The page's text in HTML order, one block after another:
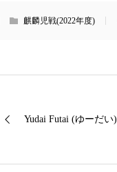
麒麟児戦(2022年度)
Yudai Futai (ゆーだい)